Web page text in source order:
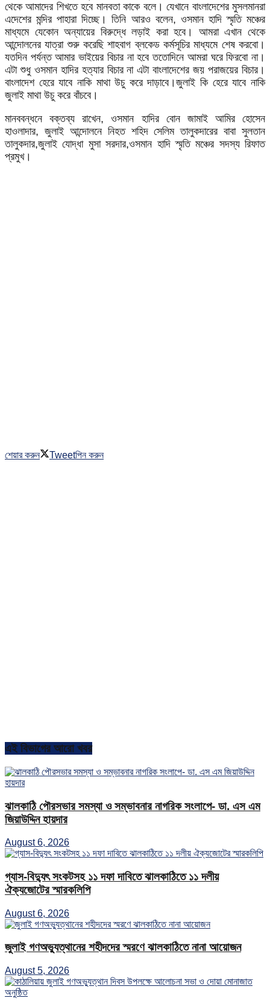
থেকে আমাদের শিখতে হবে মানবতা কাকে বলে। যেখানে বাংলাদেশের মুসলমানরা
এদেশের মন্দির পাহারা দিচ্ছে। তিনি আরও বলেন, ওসমান হাদি স্মৃতি মঞ্চের
মাধ্যমে যেকোন অন্যায়ের বিরুদ্ধে লড়াই করা হবে। আমরা এখান থেকে
আন্দোলনের যাত্রা শুরু করেছি শাহবাগ ব্লকেড কর্মসূচির মাধ্যমে শেষ করবো।
যতদিন পর্যন্ত আমার ভাইয়ের বিচার না হবে ততোদিনে আমরা ঘরে ফিরবো না।
এটা শুধু ওসমান হাদির হত্যার বিচার না এটা বাংলাদেশের জয় পরাজয়ের বিচার।
বাংলাদেশ হেরে যাবে নাকি মাথা উচু করে দাড়াবে।জুলাই কি হেরে যাবে নাকি
জুলাই মাথা উচু করে বাঁচবে।
মানববন্ধনে বক্তব্য রাখেন, ওসমান হাদির বোন জামাই আমির হোসেন
হাওলাদার, জুলাই আন্দোলনে নিহত শহিদ সেলিম তালুকদারের বাবা সুলতান
তালুকদার,জুলাই যোদ্ধা মুসা সরদার,ওসমান হাদি স্মৃতি মঞ্চের সদস্য রিফাত
প্রমুখ।
শেয়ার করুন Tweetপিন করুন
এই বিভাগের আরো খবর
ঝালকাঠি পৌরসভার সমস্যা ও সম্ভাবনার নাগরিক সংলাপে- ডা. এস এম
জিয়াউদ্দিন হায়দার
August 6, 2026
গ্যাস-বিদ্যুৎ সংকটসহ ১১ দফা দাবিতে ঝালকাঠিতে ১১ দলীয়
ঐক্যজোটের স্মারকলিপি
August 6, 2026
জুলাই গণঅভ্যুত্থানের শহীদদের স্মরণে ঝালকাঠিতে নানা আয়োজন
August 5, 2026